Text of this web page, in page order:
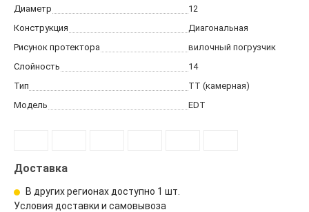
Диаметр
12
Конструкция
Диагональная
Рисунок протектора
вилочный погрузчик
Слойность
14
Тип
TT (камерная)
Модель
EDT
Доставка
В других регионах доступно 1 шт.
Условия доставки и самовывоза